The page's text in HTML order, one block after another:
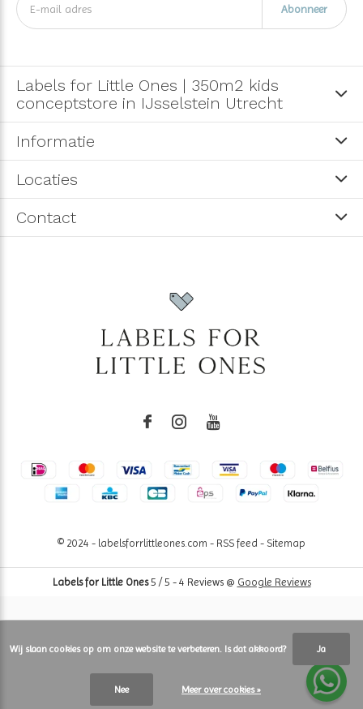
Abonneer
Labels for Little Ones | 350m2 kids
conceptstore in IJsselstein Utrecht
Informatie
Locaties
Contact
© 2024 - labelsforrlittleones.com - RSS feed - Sitemap
Labels for Little Ones5 / 5 - 4 Reviews @ Google Reviews
Wij slaan cookies op om onze website te verbeteren. Is dat akkoord? Ja
Nee Meer over cookies »